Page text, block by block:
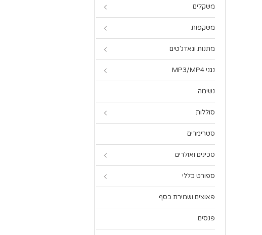
משקלים
משקפות
מתנות וגאדג'טים
נגני MP3/MP4
נשימה
סוללות
סטרימרים
סכינים ואולרים
ספורט כללי
פאוצים ושמירת כסף
פנסים